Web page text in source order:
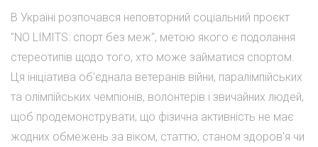
В Україні розпочався неповторний соціальний проєкт
"NO LIMITS: спорт без меж", метою якого є подолання
стереотипів щодо того, хто може займатися спортом.
Ця ініціатива об'єднала ветеранів війни, паралімпійських
та олімпійських чемпіонів, волонтерів і звичайних людей,
щоб продемонструвати, що фізична активність не має
жодних обмежень за віком, статтю, станом здоров'я чи